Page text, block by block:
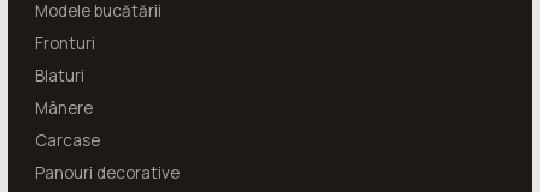
Modele bucătării
Fronturi
Blaturi
Mânere
Carcase
Panouri decorative